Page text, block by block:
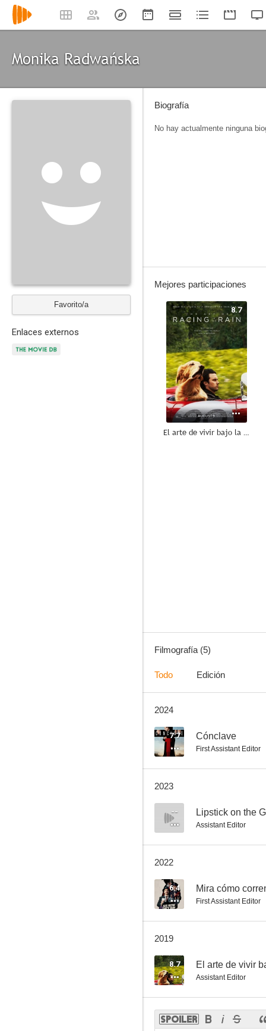
Monika Radwańska
Favorito/a
Enlaces externos
Biografía
No hay actualmente ninguna
Mejores participaciones
8.7
El arte de vivir bajo la lluvia
Filmografía (5)
Todo Edición
2024
7.7 Cónclave
First Assistant Editor
2023
-- Lipstick on the
Assistant Editor
2022
6.4 Mira cómo
First Assistant Editor
2019
8.7 El arte de vivir
Assistant Editor